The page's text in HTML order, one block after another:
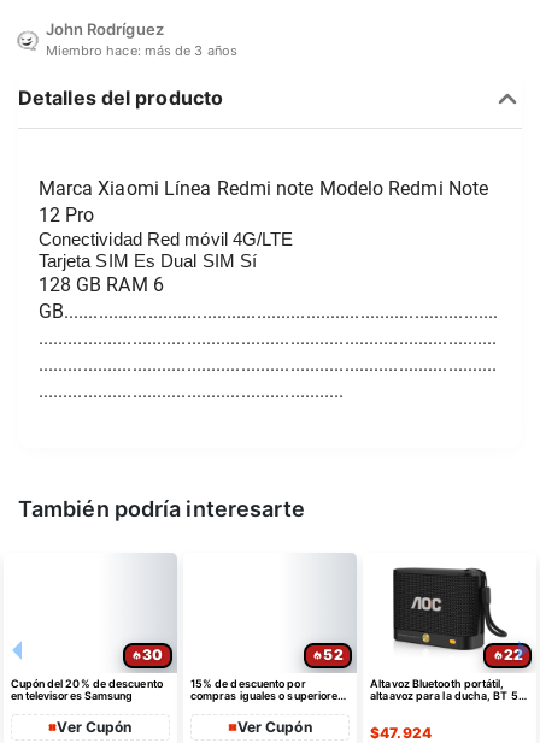
John Rodríguez
Miembro hace: más de 3 años
Detalles del producto
Marca Xiaomi Línea Redmi note Modelo Redmi Note
12 Pro
Conectividad Red móvil 4G/LTE
Tarjeta SIM Es Dual SIM Sí
128 GB RAM 6
GB........................................................................................
.............................................................................................
.............................................................................................
..............................................................
También podría interesarte
30
Cupón del 20% de descuento
en televisores Samsung
Ver Cupón
52
15% de descuento por
compras iguales o superiores
de dto
Ver Cupón
22
Altavoz Bluetooth portátil,
altaavoz para la ducha, BT 5.4
$47.924